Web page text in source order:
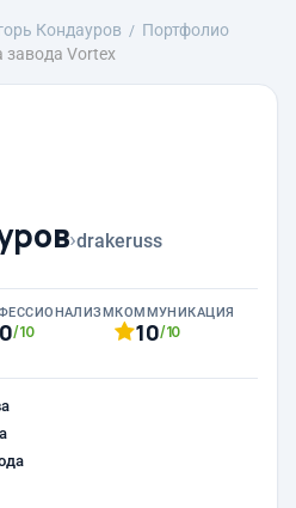
Кондауров
Портфолио
завода Vortex
›drakeruss
/10
КОММУНИКАЦИЯ
10/10